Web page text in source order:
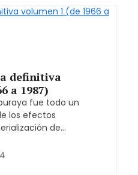
definitiva
a 1987)
fue todo un
los efectos
de…